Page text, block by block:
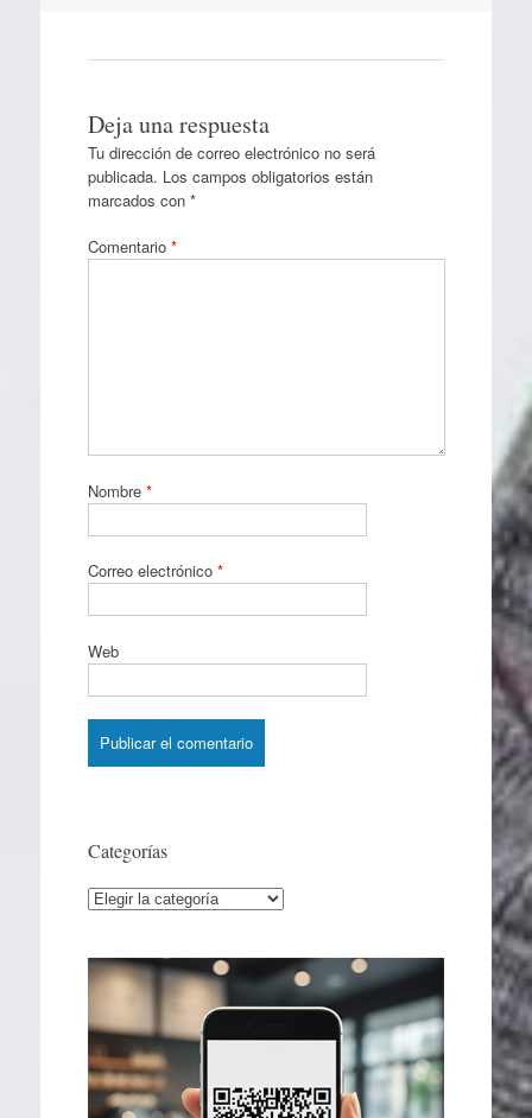
Deja una respuesta
Tu dirección de correo electrónico no será
publicada. Los campos obligatorios están
marcados con *
Comentario *
Nombre *
Correo electrónico *
Web
Categorías
Categorías